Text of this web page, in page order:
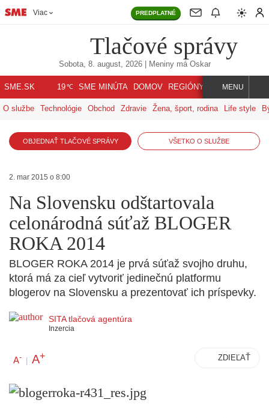
Viac PREDPLATNÉ
Tlačové správy
Sobota, 8. august, 2026| Meniny má Oskar
SME.SK 19℃ SME MINÚTA DOMOV REGIÓNY INDEX SVET
MENU
O službe Technológie Obchod Zdravie Žena, šport, rodina Life style
OBJEDNAŤ TLAČOVÉ SPRÁVY VŠETKO O SLUŽBE
2. mar 2015 o 8:00
Na Slovensku odštartovala
celonárodná súťaž BLOGER
ROKA 2014
BLOGER ROKA 2014 je prvá súťaž svojho druhu,
ktorá má za cieľ vytvoriť jedinečnú platformu
blogerov na Slovensku a prezentovať ich príspevky.
SITA tlačová agentúra
Inzercia
A- | A+ ZDIEĽAŤ